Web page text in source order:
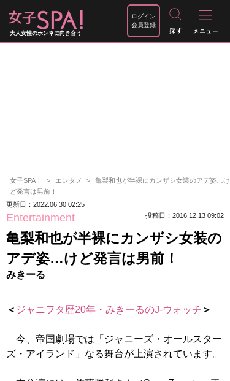
大人女性のホンネに向き合う
ログイン
会員登録
女子SPA！ エンタメ
亀梨和也が半裸にカンザシ女装のアデ姿…け
ど発言は男前！
更新日：2022.06.30 02:25
Entertainment 投稿日：2016.12.13 09:02
亀梨和也が半裸にカンザシ女装の
アデ姿…けど発言は男前！
みきーる
＜ ジャニヲタ歴20年・みきーるのJ-ウォッチ ＞
今、帝国劇場では「ジャニーズ・オールスター
ズ・アイランド」なる舞台が上演されています。